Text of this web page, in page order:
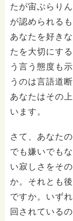
たが宙ぶらり
が認められる
あなたを好き
たを大切にす
う言う態度も
うのは言語道
あなたはその
います。
さて、あなた
でも嫌いでも
い寂しさをそ
か。それとも
ですか。いず
回されている